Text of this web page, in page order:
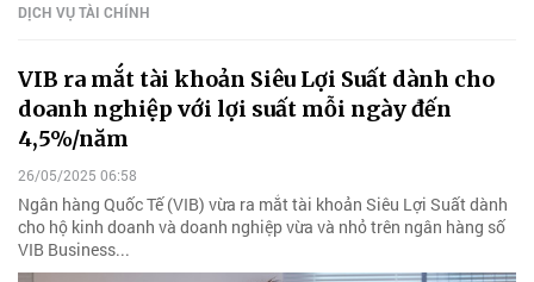
DỊCH VỤ TÀI CHÍNH
VIB ra mắt tài khoản Siêu Lợi Suất dành cho
doanh nghiệp với lợi suất mỗi ngày đến
4,5%/năm
26/05/2025 06:58
Ngân hàng Quốc Tế (VIB) vừa ra mắt tài khoản Siêu Lợi Suất dành
cho hộ kinh doanh và doanh nghiệp vừa và nhỏ trên ngân hàng số
VIB Business...